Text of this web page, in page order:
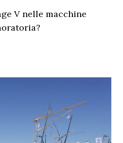
V nelle macchine